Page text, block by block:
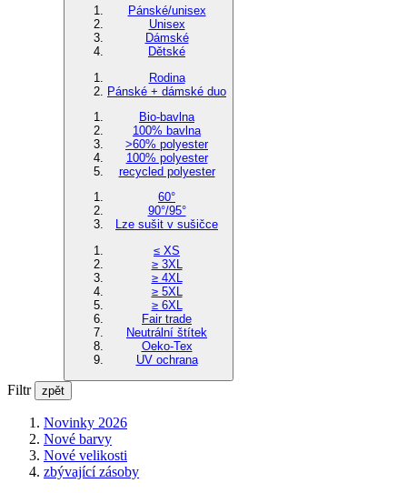
Pánské/unisex
Unisex
Dámské
Dětské
Rodina
Pánské + dámské duo
Bio-bavlna
100% bavlna
>60% polyester
100% polyester
recycled polyester
60°
90°/95°
Lze sušit v sušičce
≤ XS
≥ 3XL
≥ 4XL
≥ 5XL
≥ 6XL
Fair trade
Neutrální štítek
Oeko-Tex
UV ochrana
Filtr zpět
Novinky 2026
Nové barvy
Nové velikosti
zbývající zásoby